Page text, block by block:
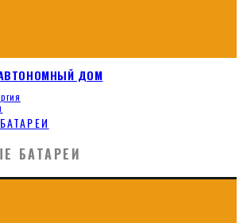
АВТОНОМНЫЙ ДОМ
БАТАРЕИ